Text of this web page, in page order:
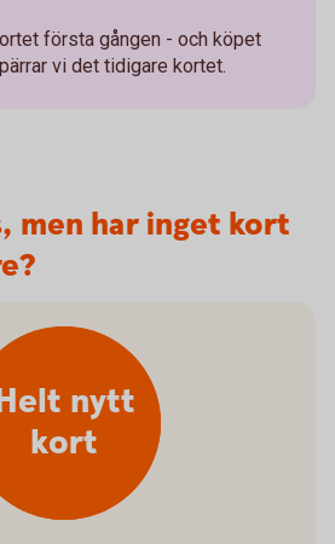
första gången - och köpet
vi det tidigare kortet.
men har inget kort
nytt
kort